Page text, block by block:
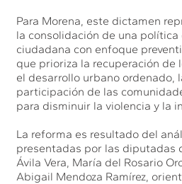
Para Morena, este dictamen
la consolidación de una
ciudadana con enfoque
que prioriza la recuperación de
el desarrollo urbano ordenado,
participación de las
para disminuir la violencia y la
La reforma es resultado del
presentadas por las diputadas
Ávila Vera, María del Rosario
Abigail Mendoza Ramírez,